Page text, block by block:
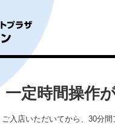
一定時間操作
ご入店いただいてから、30分